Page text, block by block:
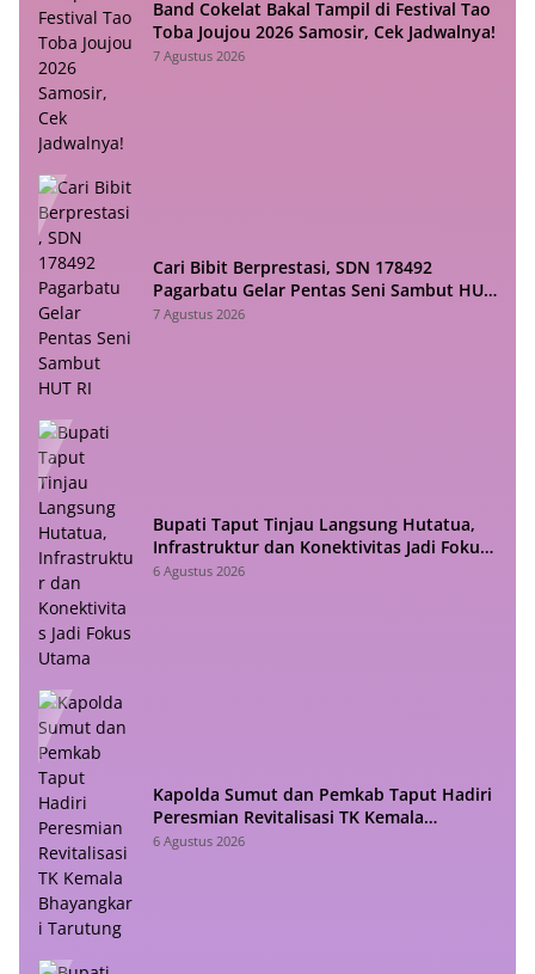
Band Cokelat Bakal Tampil di Festival Tao
Toba Joujou 2026 Samosir, Cek Jadwalnya!
7 Agustus 2026
Cari Bibit Berprestasi, SDN 178492
Pagarbatu Gelar Pentas Seni Sambut HUT
RI
7 Agustus 2026
Bupati Taput Tinjau Langsung Hutatua,
Infrastruktur dan Konektivitas Jadi Fokus
Utama
6 Agustus 2026
Kapolda Sumut dan Pemkab Taput Hadiri
Peresmian Revitalisasi TK Kemala
Bhayangkari Tarutung
6 Agustus 2026